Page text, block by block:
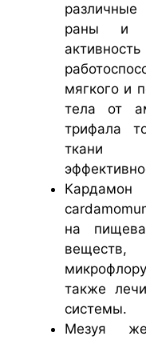
раны и
мягкого и
тела от
трифала
ткани
на
веществ,
также
системы.
Мезуя